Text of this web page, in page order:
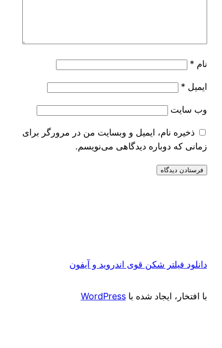
نام *
ایمیل *
وب‌ سایت
ذخیره نام، ایمیل و وبسایت من در مرورگر برای
زمانی که دوباره دیدگاهی می‌نویسم.
دانلود فیلتر شکن قوی اندروید و آیفون
با افتخار، ایجاد شده باWordPress